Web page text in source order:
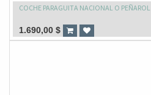
COCHE PARAGUITA NACIONAL O PEÑAROL
1.690,00 $